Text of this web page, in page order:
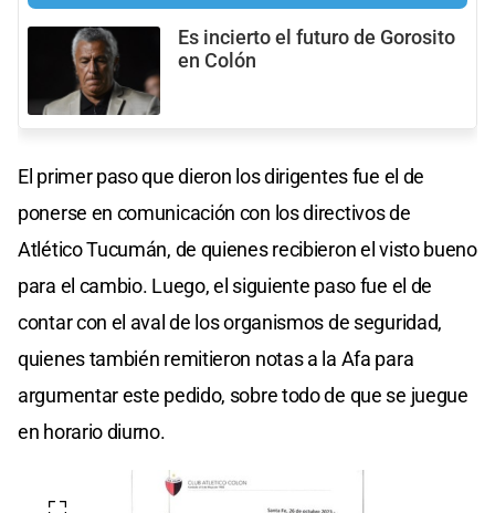
Es incierto el futuro de Gorosito
en Colón
El primer paso que dieron los dirigentes fue el de
ponerse en comunicación con los directivos de
Atlético Tucumán, de quienes recibieron el visto bueno
para el cambio. Luego, el siguiente paso fue el de
contar con el aval de los organismos de seguridad,
quienes también remitieron notas a la Afa para
argumentar este pedido, sobre todo de que se juegue
en horario diurno.